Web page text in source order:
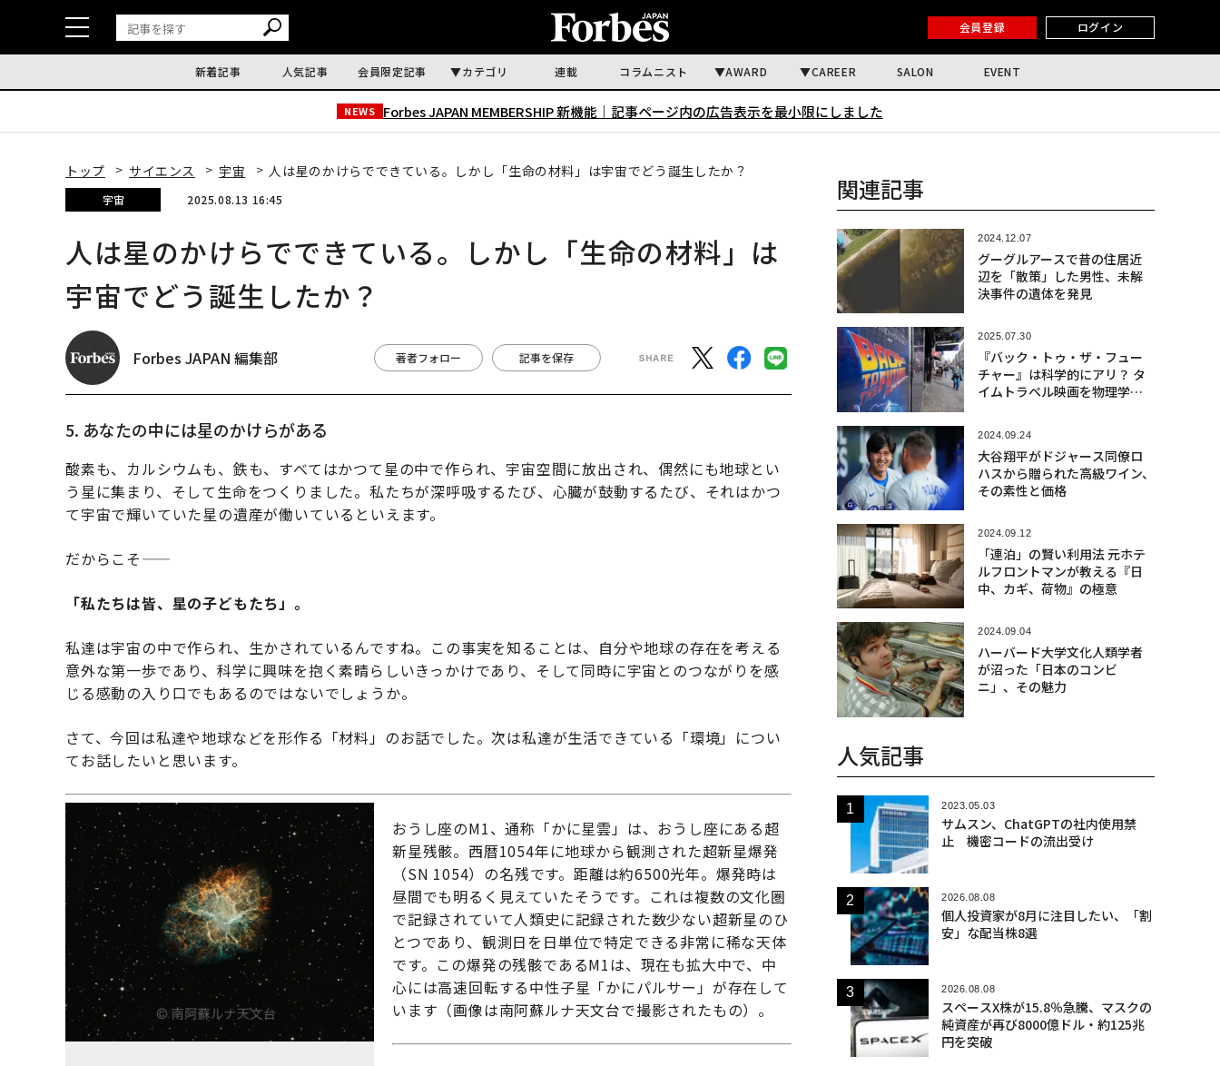
会員登録 ログイン
新着記事 人気記事 会員限定記事 カテゴリ 連載 コラムニスト AWARD CAREER SALON EVENT
NEWS Forbes JAPAN MEMBERSHIP 新機能｜ 記事ページ内の広告表示を最小限にしました
トップ サイエンス 宇宙 人は星のかけらでできている。しかし「生命の材料」は宇宙でどう誕生したか？
宇宙 2025.08.13 16:45
人は星のかけらでできている。しかし「生命の材料」は
宇宙でどう誕生したか？
Forbes JAPAN 編集部 著者フォロー 記事を保存
5. あなたの中には星のかけらがある
酸素も、カルシウムも、鉄も、すべてはかつて星の中で作られ、宇宙空間に放出され、偶然にも地球とい
う星に集まり、そして生命をつくりました。私たちが深呼吸するたび、心臓が鼓動するたび、それはかつ
て宇宙で輝いていた星の遺産が働いているといえます。
だからこそ——
「私たちは皆、星の子どもたち」。
私達は宇宙の中で作られ、生かされているんですね。この事実を知ることは、自分や地球の存在を考える
意外な第一歩であり、科学に興味を抱く素晴らしいきっかけであり、そして同時に宇宙とのつながりを感
じる感動の入り口でもあるのではないでしょうか。
さて、今回は私達や地球などを形作る「材料」のお話でした。次は私達が生活できている「環境」につい
てお話したいと思います。
おうし座のM1、通称「かに星雲」は、おうし座にある超
新星残骸。西暦1054年に地球から観測された超新星爆発
（SN 1054）の名残です。距離は約6500光年。爆発時は
昼間でも明るく見えていたそうです。これは複数の文化圏
で記録されていて人類史に記録された数少ない超新星のひ
とつであり、観測日を日単位で特定できる非常に稀な天体
です。この爆発の残骸であるM1は、現在も拡大中で、中
心には高速回転する中性子星「かにパルサー」が存在して
います（画像は南阿蘇ルナ天文台で撮影されたもの）。
関連記事
2024.12.07
グーグルアースで昔の住居近
辺を「散策」した男性、未解
決事件の遺体を発見
2025.07.30
『バック・トゥ・ザ・フュー
チャー』は科学的にアリ？ タ
イムトラベル映画を物理学で
2024.09.24
大谷翔平がドジャース同僚ロ
ハスから贈られた高級ワイン、
その素性と価格
2024.09.12
「連泊」の賢い利用法 元ホテ
ルフロントマンが教える『日
中、カギ、荷物』の極意
2024.09.04
ハーバード大学文化人類学者
が沼った「日本のコンビ
ニ」、その魅力
人気記事
2023.05.03
サムスン、ChatGPTの社内使用禁
止 機密コードの流出受け
2026.08.08
個人投資家が8月に注目したい、「割
安」な配当株8選
2026.08.08
スペースX株が15.8％急騰、マスクの
純資産が再び8000億ドル・約125兆
円を突破